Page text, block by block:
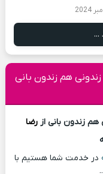
...
هم زندون بانی
زندون بانی ازرضا
در خدمت شما هستیم با